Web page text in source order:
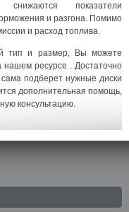
снижаются показатели
и разгона. Помимо
и расход топлива.
тип и размер, Вы можете
нашем ресурсе . Достаточно
подберет нужные диски
дополнительная помощь,
консультацию.